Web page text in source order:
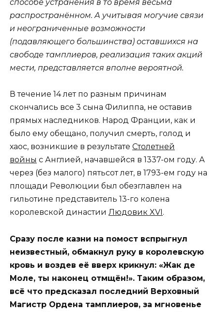
способе устранения в то время весьма
распространённом. А учитывая могучие связи
и неограниченные возможности
(подавляющего большинства) оставшихся на
свободе тамплиеров, реализация таких акций
мести, представляется вполне вероятной.
В течение 14 лет по разным причинам
скончались все 3 сына Филиппа, не оставив
прямых наследников. Народ Франции, как и
было ему обещано, получил смерть, голод и
хаос, возникшие в результате Столетней
войны с Англией, начавшейся в 1337-ом году. А
через (без малого) пятьсот лет, в 1793-ем году на
площади Революции был обезглавлен на
гильотине представитель 13-го колена
королевской династии Людовик XVI .
Сразу после казни на помост вспрыгнул
неизвестный, обмакнул руку в королевскую
кровь и воздев её вверх крикнул: «Жак де
Моле, ты наконец отмщён!». Таким образом,
всё что предсказал последний Верховный
Магистр Ордена тамплиеров, за мгновенье